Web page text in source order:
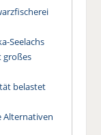
Seelachs
großes
belastet
Alternativen